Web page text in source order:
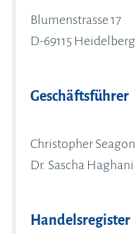
Blumenstrasse 17
D-69115 Heidelberg
Geschäftsführer
Christopher Seagon
Dr. Sascha Haghani
Handelsregister